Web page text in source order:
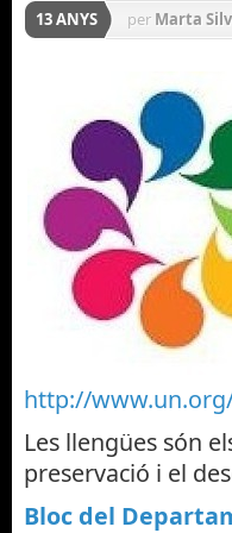
13 ANYS per Marta
http://
Les llengües són
preservació i el
Bloc del